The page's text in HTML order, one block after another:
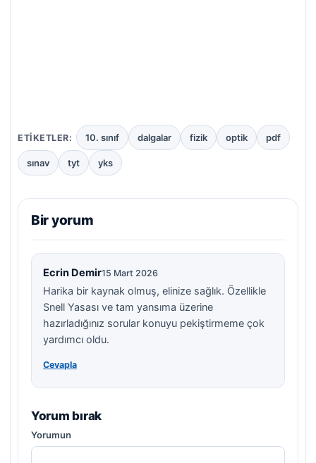
ETIKETLER: 10. sınıf dalgalar fizik optik pdf
sınav tyt yks
Bir yorum
Ecrin Demir15 Mart 2026
Harika bir kaynak olmuş, elinize sağlık. Özellikle
Snell Yasası ve tam yansıma üzerine
hazırladığınız sorular konuyu pekiştirmeme çok
yardımcı oldu.
Cevapla
Yorum bırak
Yorumun